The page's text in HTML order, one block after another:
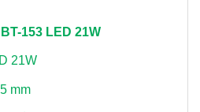
153 LED 21W
21W
mm